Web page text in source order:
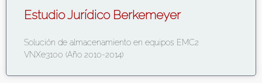
Estudio Jurídico Berkemeyer
Solución de almacenamiento en equipos EMC2
VNXe3100 (Año 2010-2014)